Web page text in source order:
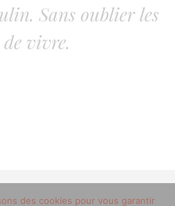
Sans oublier les
vivre.
trucsdemec.fr - blog lifestyle
des cookies pour vous garantir